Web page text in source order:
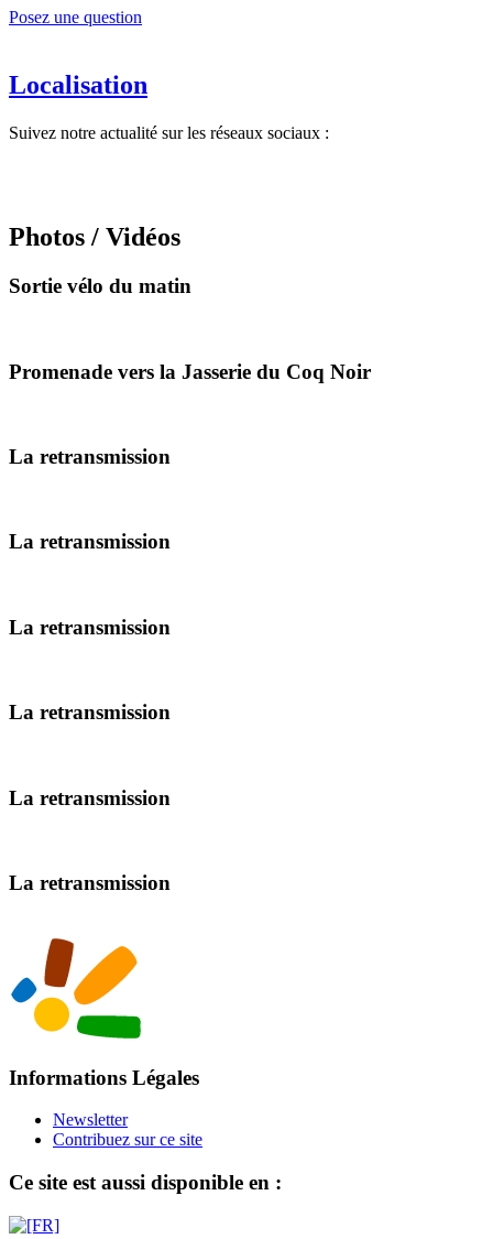
Posez une question
Localisation
Suivez notre actualité sur les réseaux sociaux :
Photos / Vidéos
Sortie vélo du matin
Promenade vers la Jasserie du Coq Noir
La retransmission
La retransmission
La retransmission
La retransmission
La retransmission
La retransmission
Informations Légales
Newsletter
Contribuez sur ce site
Ce site est aussi disponible en :